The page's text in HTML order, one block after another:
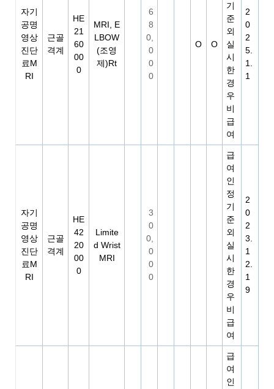
자기
공명
영상
진단
료M
RI
근골
격계
HE
21
60
00
0
MRI, E
LBOW
(조영
제)Rt
6
8
0,
0
0
0
O O
기
준
외
실
시
한
경
우
비
급
여
2
0
2
5.
1.
1
자기
공명
영상
진단
료M
RI
근골
격계
HE
42
20
00
0
Limite
d Wrist
MRI
3
0
0,
0
0
0
급
여
인
정
기
준
외
실
시
한
경
우
비
급
여
2
0
2
3.
1
2.
1
9
급
여
인